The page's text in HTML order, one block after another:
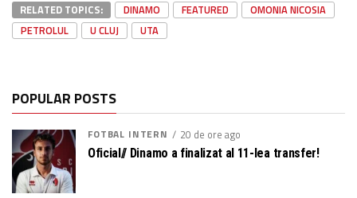
RELATED TOPICS: DINAMO FEATURED
OMONIA NICOSIA
PETROLUL
U CLUJ UTA
POPULAR POSTS
FOTBAL INTERN 20 de ore ago
Oficial// Dinamo a finalizat al 11-lea transfer!